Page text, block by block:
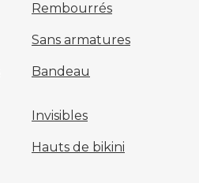
Rembourrés
Sans armatures
Bandeau
Invisibles
Hauts de bikini